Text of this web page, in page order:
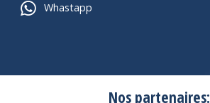
Whastapp
Nos partenaires: